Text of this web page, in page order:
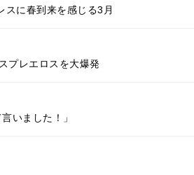
スに春到来を感じる3月
プレエロスを大爆発
いました！」